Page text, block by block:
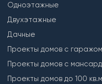
Одноэтажные
Двухэтажные
Дачные
Проекты домов с гаражом
Проекты домов с
Проекты домов до 100 кв.м